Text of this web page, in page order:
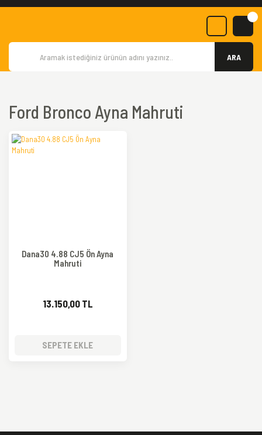
ARA
Ford Bronco Ayna Mahruti
Dana30 4.88 CJ5 Ön Ayna
Mahruti
13.150,00 TL
SEPETE EKLE